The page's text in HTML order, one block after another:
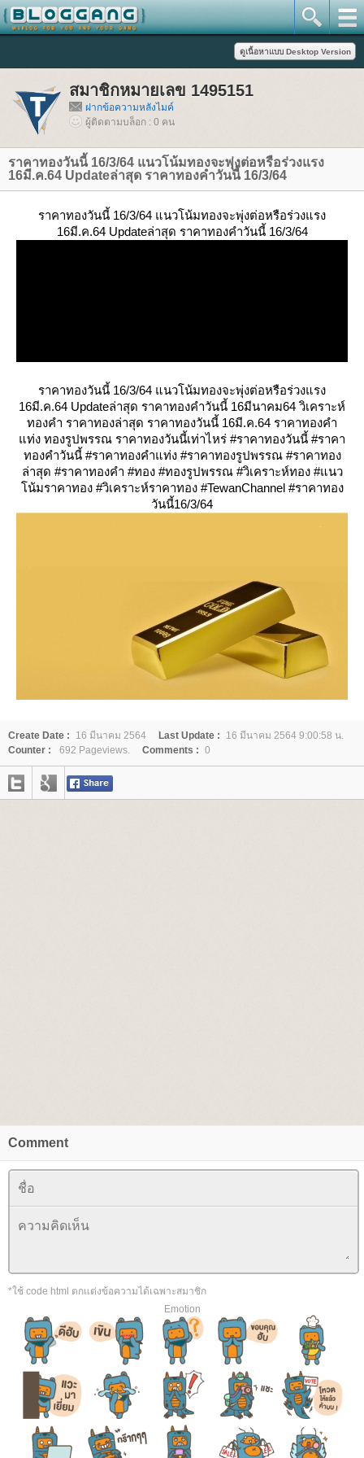
สมาชิกหมายเลข 1495151
ฝากข้อความหลังไมค์
ผู้ติดตามบล็อก : 0 คน
ราคาทองวันนี้ 16/3/64 แนวโน้มทองจะพุ่งต่อหรือร่วงแรง
16มี.ค.64 Updateล่าสุด ราคาทองคำวันนี้ 16/3/64
ราคาทองวันนี้ 16/3/64 แนวโน้มทองจะพุ่งต่อหรือร่วงแรง
16มี.ค.64 Updateล่าสุด ราคาทองคำวันนี้ 16/3/64
ราคาทองวันนี้ 16/3/64 แนวโน้มทองจะพุ่งต่อหรือร่วงแรง
16มี.ค.64 Updateล่าสุด ราคาทองคำวันนี้ 16มีนาคม64 วิเคราะห์
ทองคำ ราคาทองล่าสุด ราคาทองวันนี้ 16มี.ค.64 ราคาทองคำ
ท่ง ทองรูปพรรณ ราคาทองวันนี้เท่าไหร่ #ราคาทองวันนี้ #ราคา
ทองคำวันนี้ #ราคาทองคำแท่ง #ราคาทองรูปพรรณ #ราคาทอง
ล่าสุด #ราคาทองคำ #ทอง #ทองรูปพรรณ #วิเคราะห์ทอง #แนว
น้มราคาทอง #วิเคราะห์ราคาทอง #TewanChannel #ราคาทอง
วันนี้16/3/64
Create Date : 16 มีนาคม 2564 Last Update :
16 มีนาคม 2564 9:00:58 น.
Counter :
692 Pageviews. Comments : 0
Comment
*ใช้ code html ตกแต่งข้อความได้เฉพาะสมาชิก
Emotion